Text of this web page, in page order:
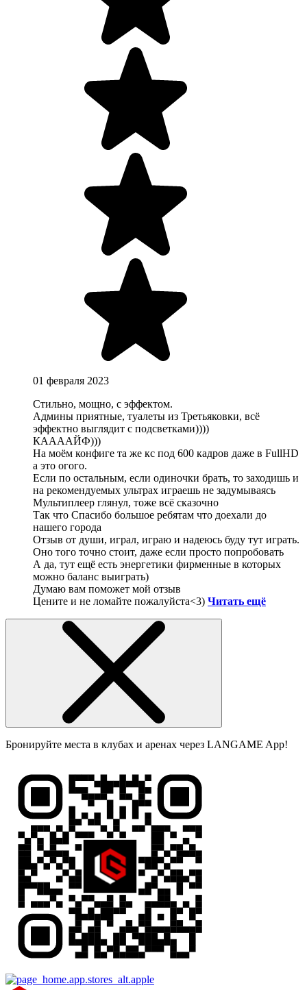
01 февраля 2023
Стильно, мощно, с эффектом.
Админы приятные, туалеты из Третьяковки, всё
эффектно выглядит с подсветками))))
КААААЙФ)))
На моём конфиге та же кс под 600 кадров даже в FullHD
а это огого.
Если по остальным, если одиночки брать, то заходишь и
на рекомендуемых ультрах играешь не задумываясь
Мультиплеер глянул, тоже всё сказочно
Так что Спасибо большое ребятам что доехали до
нашего города
Отзыв от души, играл, играю и надеюсь буду тут играть.
Оно того точно стоит, даже если просто попробовать
А да, тут ещё есть энергетики фирменные в которых
можно баланс выиграть)
Думаю вам поможет мой отзыв
Цените и не ломайте пожалуйста<3) Читать ещё
Бронируйте места в клубах и аренах через LANGAME App!